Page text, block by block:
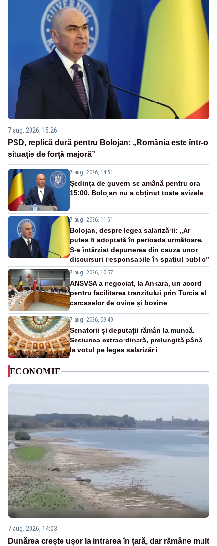
7 aug. 2026, 15:26
PSD, replică dură pentru Bolojan: „România este într-o
situație de forță majoră”
7 aug. 2026, 14:51
Ședința de guvern se amână pentru ora
15:00. Bolojan nu a obținut toate avizele
7 aug. 2026, 11:51
Bolojan, despre legea salarizării: „Ar
putea fi adoptată în perioada următoare.
S-a întârziat depunerea din cauza unor
discursuri iresponsabile în spaţiul public”
7 aug. 2026, 10:57
ANSVSA a negociat, la Ankara, un acord
pentru facilitarea tranzitului prin Turcia al
carcaselor de ovine și bovine
7 aug. 2026, 09:49
Senatorii și deputații rămân la muncă.
Sesiunea extraordinară, prelungită până
la votul pe legea salarizării
ECONOMIE
7 aug. 2026, 14:03
Dunărea crește ușor la intrarea în țară, dar rămâne mult